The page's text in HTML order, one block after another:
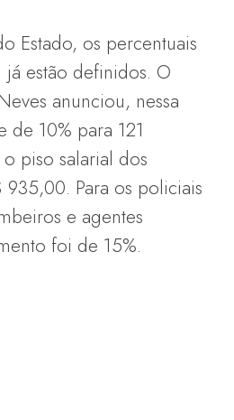
Estado, os percentuais
estão definidos. O
anunciou, nessa
de 10% para 121
piso salarial dos
935,00. Para os policiais
e agentes
foi de 15%.